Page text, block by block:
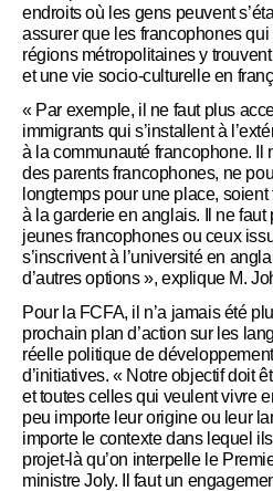
endroits où les gens peuvent
assurer que les francophones qui
régions métropolitaines y
et une vie socio-culturelle en
« Par exemple, il ne faut plus
immigrants qui s’installent à
à la communauté francophone. Il
des parents francophones, ne
longtemps pour une place,
à la garderie en anglais. Il ne
jeunes francophones ou ceux
s’inscrivent à l’université en
d’autres options », explique M.
Pour la FCFA, il n’a jamais été
prochain plan d’action sur les
réelle politique de
d’initiatives. « Notre objectif doit
et toutes celles qui veulent vivre
peu importe leur origine ou leur
importe le contexte dans lequel
projet-là qu’on interpelle le
ministre Joly. Il faut un